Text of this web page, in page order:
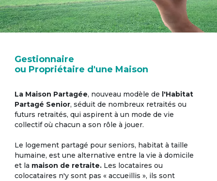
Gestionnaire
ou Propriétaire d'une Maison
La Maison Partagée, nouveau modèle de l'Habitat
Partagé Senior, séduit de nombreux retraités ou
futurs retraités, qui aspirent à un mode de vie
collectif où chacun a son rôle à jouer.
Le logement partagé pour seniors, habitat à taille
humaine, est une alternative entre la vie à domicile
et la maison de retraite. Les locataires ou
colocataires n'y sont pas « accueillis », ils sont